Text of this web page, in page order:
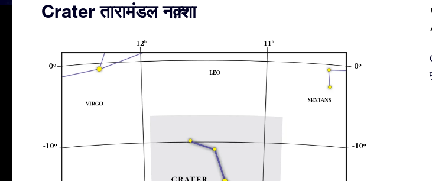
Crater तारामंडल नक़्शा